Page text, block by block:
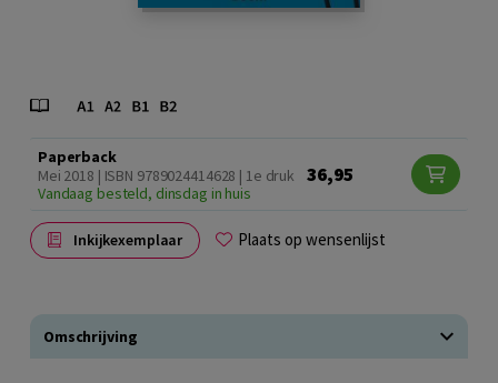
Paperback
Mei 2018 | ISBN 9789024414628 | 1e druk
Vandaag besteld, dinsdag in huis
36,95
Inkijkexemplaar Plaats op wensenlijst
Omschrijving